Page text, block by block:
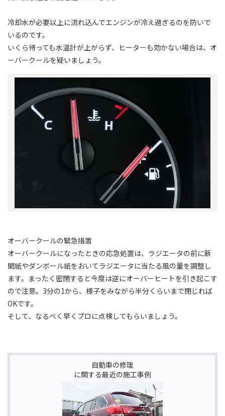
冷却水が必要以上に流れ込んでエンジンが冷え過ぎるのを防いで
いるのです。
いくら待っても水温計が上がらず、ヒーターも効かない場合は、オ
ーバークールを疑いましょう。
オーバークールの緊急措置
オーバークールになったときの応急処置は、ラジエータの前に新
聞紙やダンボール紙をおいてラジエータに当たる風の量を調整し
ます。まったく密閉すると今度は逆にオーバーヒートを引き起こす
ので注意。3分の1から、様子をみながら半分くらいまで閉じれば
OKです。
そして、なるべく早くプロに点検してもらいましょう。
自動車の修理
に関する最近の施工事例